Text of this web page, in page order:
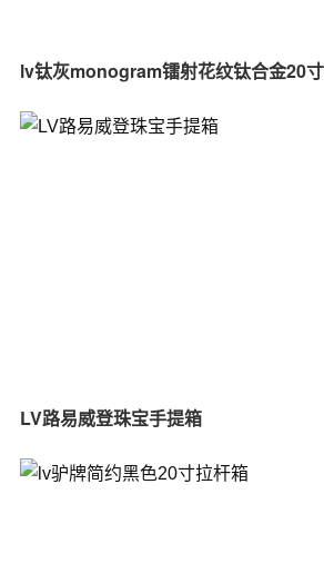
lv钛灰monogram镭射花纹钛合金20
LV路易威登珠宝手提箱